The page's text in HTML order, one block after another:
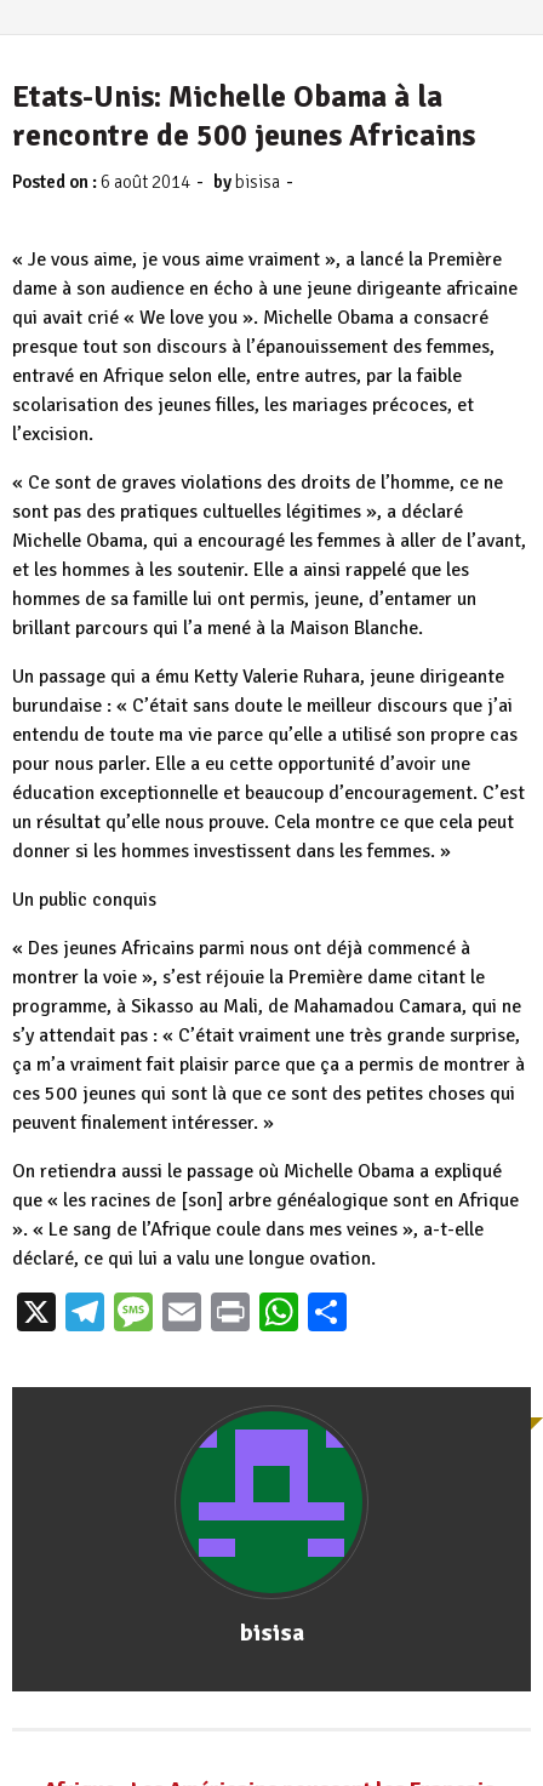
Etats-Unis: Michelle Obama à la
rencontre de 500 jeunes Africains
Posted on :6 août 2014 - by bisisa -
« Je vous aime, je vous aime vraiment », a lancé la Première
dame à son audience en écho à une jeune dirigeante africaine
qui avait crié « We love you ». Michelle Obama a consacré
presque tout son discours à l’épanouissement des femmes,
entravé en Afrique selon elle, entre autres, par la faible
scolarisation des jeunes filles, les mariages précoces, et
l’excision.
« Ce sont de graves violations des droits de l’homme, ce ne
sont pas des pratiques cultuelles légitimes », a déclaré
Michelle Obama, qui a encouragé les femmes à aller de l’avant,
et les hommes à les soutenir. Elle a ainsi rappelé que les
hommes de sa famille lui ont permis, jeune, d’entamer un
brillant parcours qui l’a mené à la Maison Blanche.
Un passage qui a ému Ketty Valerie Ruhara, jeune dirigeante
burundaise : « C’était sans doute le meilleur discours que j’ai
entendu de toute ma vie parce qu’elle a utilisé son propre cas
pour nous parler. Elle a eu cette opportunité d’avoir une
éducation exceptionnelle et beaucoup d’encouragement. C’est
un résultat qu’elle nous prouve. Cela montre ce que cela peut
donner si les hommes investissent dans les femmes. »
Un public conquis
« Des jeunes Africains parmi nous ont déjà commencé à
montrer la voie », s’est réjouie la Première dame citant le
programme, à Sikasso au Mali, de Mahamadou Camara, qui ne
s’y attendait pas : « C’était vraiment une très grande surprise,
ça m’a vraiment fait plaisir parce que ça a permis de montrer à
ces 500 jeunes qui sont là que ce sont des petites choses qui
peuvent finalement intéresser. »
On retiendra aussi le passage où Michelle Obama a expliqué
que « les racines de [son] arbre généalogique sont en Afrique
». « Le sang de l’Afrique coule dans mes veines », a-t-elle
déclaré, ce qui lui a valu une longue ovation.
X Telegram
Message
EmailPrintWhatsApp
bisisa